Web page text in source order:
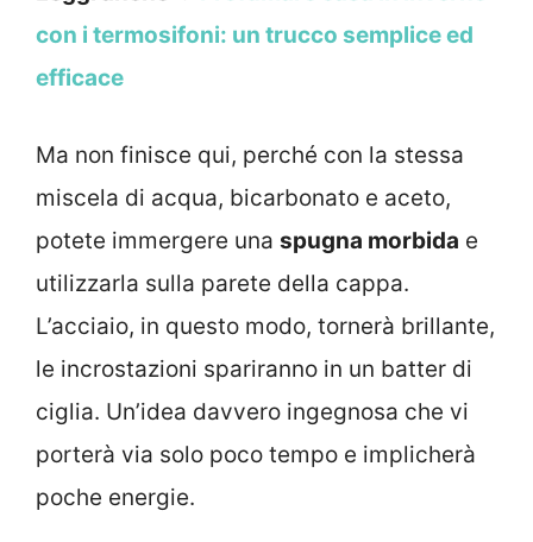
con i termosifoni: un trucco semplice ed
efficace
Ma non finisce qui, perché con la stessa
miscela di acqua, bicarbonato e aceto,
potete immergere una spugna morbida e
utilizzarla sulla parete della cappa.
L’acciaio, in questo modo, tornerà brillante,
le incrostazioni spariranno in un batter di
ciglia. Un’idea davvero ingegnosa che vi
porterà via solo poco tempo e implicherà
poche energie.